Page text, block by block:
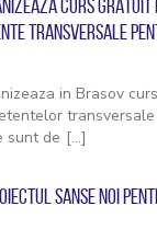
CURS
TRANSVERSALE
in Brasov
sunt de [...]
SANSE NOI